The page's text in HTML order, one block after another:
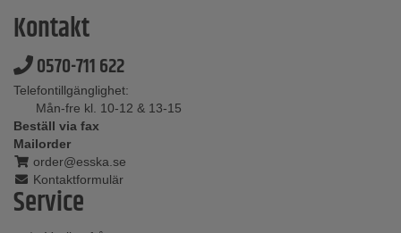
Kontakt
0570-711 622
Telefontillgänglighet:
Mån-fre kl. 10-12 & 13-15
Beställ via fax
Mailorder
order@esska.se
Kontaktformulär
Service